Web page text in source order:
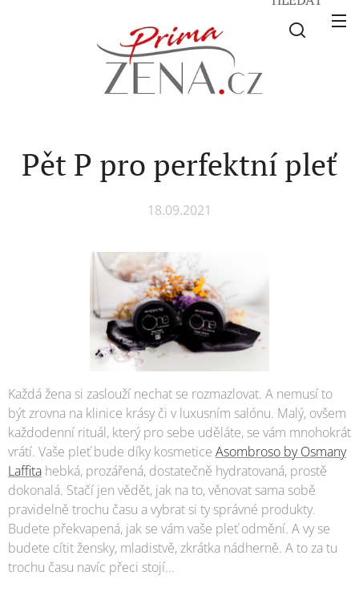
Pět P pro perfektní pleť
18.09.2021
Každá žena si zaslouží nechat se rozmazlovat. A nemusí to
být zrovna na klinice krásy či v luxusním salónu. Malý, ovšem
každodenní rituál, který pro sebe uděláte, se vám mnohokrát
vrátí. Vaše pleť bude díky kosmetice Asombroso by Osmany
Laffita hebká, prozářená, dostatečně hydratovaná, prostě
dokonalá. Stačí jen vědět, jak na to, věnovat sama sobě
pravidelně trochu času a vybrat si ty správné produkty.
Budete překvapená, jak se vám vaše pleť odmění. A vy se
budete cítit žensky, mladistvě, zkrátka nádherně. A to za tu
trochu času navíc přeci stojí...